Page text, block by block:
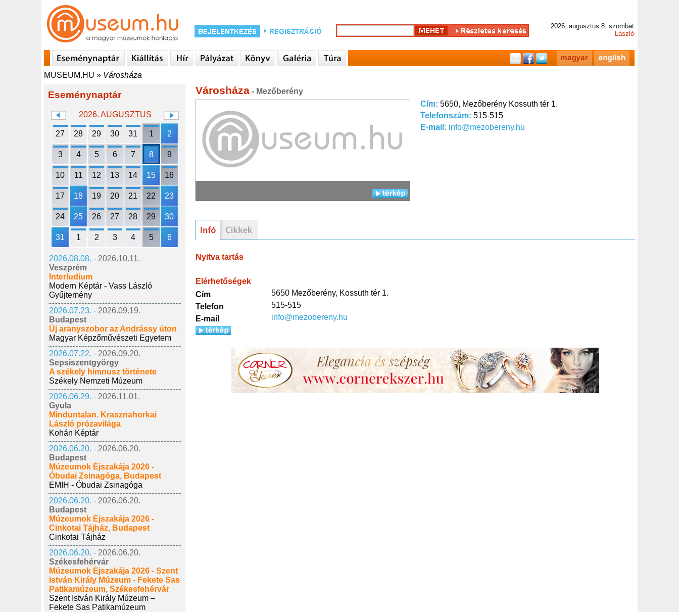
2026. augusztus 8. szombat
László
MUSEUM.HU » Városháza
Eseménynaptár
2026. AUGUSZTUS
27 28 29 30 31 1 2
3 4 5 6 7 8 9
10 11 12 13 14 15 16
17 18 19 20 21 22 23
24 25 26 27 28 29 30
31 1 2 3 4 5 6
2026.08.08. - 2026.10.11.
Veszprém
Interludium
Modern Képtár - Vass László
Gyűjtemény
2026.07.23. - 2026.09.19.
Budapest
Új aranyszobor az Andrássy úton
Magyar Képzőművészeti Egyetem
2026.07.22. - 2026.09.20.
Sepsiszentgyörgy
A székely himnusz története
Székely Nemzeti Múzeum
2026.06.29. - 2026.11.01.
Gyula
Minduntalan. Krasznahorkai
László prózavilága
Kohán Képtár
2026.06.20. - 2026.06.20.
Budapest
Múzeumok Éjszakája 2026 -
Óbudai Zsinagóga, Budapest
EMIH - Óbudai Zsinagóga
2026.06.20. - 2026.06.20.
Budapest
Múzeumok Éjszakája 2026 -
Cinkotai Tájház, Budapest
Cinkotai Tájház
2026.06.20. - 2026.06.20.
Székesfehérvár
Múzeumok Éjszakája 2026 - Szent
István Király Múzeum - Fekete Sas
Patikamúzeum, Székesfehérvár
Szent István Király Múzeum –
Fekete Sas Patikamúzeum
Városháza - Mezőberény
Cím: 5650, Mezőberény Kossuth tér 1.
Telefonszám: 515-515
E-mail: info@mezobereny.hu
Nyitva tartás
Elérhetőségek
Cím
5650 Mezőberény, Kossuth tér 1.
Telefon
515-515
E-mail
info@mezobereny.hu